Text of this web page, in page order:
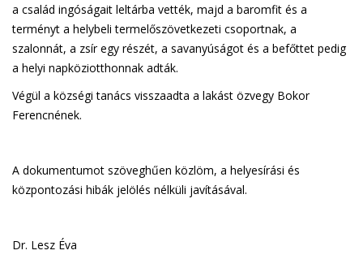
a család ingóságait leltárba vették, majd a baromfit és a
terményt a helybeli termelőszövetkezeti csoportnak, a
szalonnát, a zsír egy részét, a savanyúságot és a befőttet pedig
a helyi napköziotthonnak adták.
Végül a községi tanács visszaadta a lakást özvegy Bokor
Ferencnének.
A dokumentumot szöveghűen közlöm, a helyesírási és
központozási hibák jelölés nélküli javításával.
Dr. Lesz Éva